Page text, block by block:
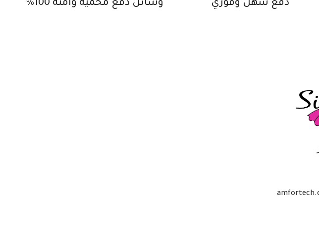
دفع سهل وفوري وسائل دفع محمية وآمنة 100%